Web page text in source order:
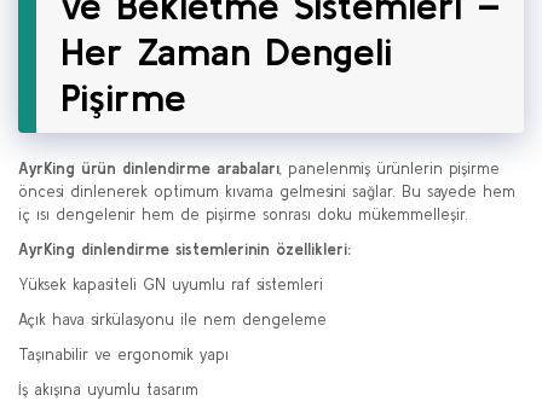
Her Zaman Dengeli
Pişirme
AyrKing ürün dinlendirme arabaları, panelenmiş ürünlerin pişirme
öncesi dinlenerek optimum kıvama gelmesini sağlar. Bu sayede hem
iç ısı dengelenir hem de pişirme sonrası doku mükemmelleşir.
AyrKing dinlendirme sistemlerinin özellikleri:
Yüksek kapasiteli GN uyumlu raf sistemleri
Açık hava sirkülasyonu ile nem dengeleme
Taşınabilir ve ergonomik yapı
İş akışına uyumlu tasarım